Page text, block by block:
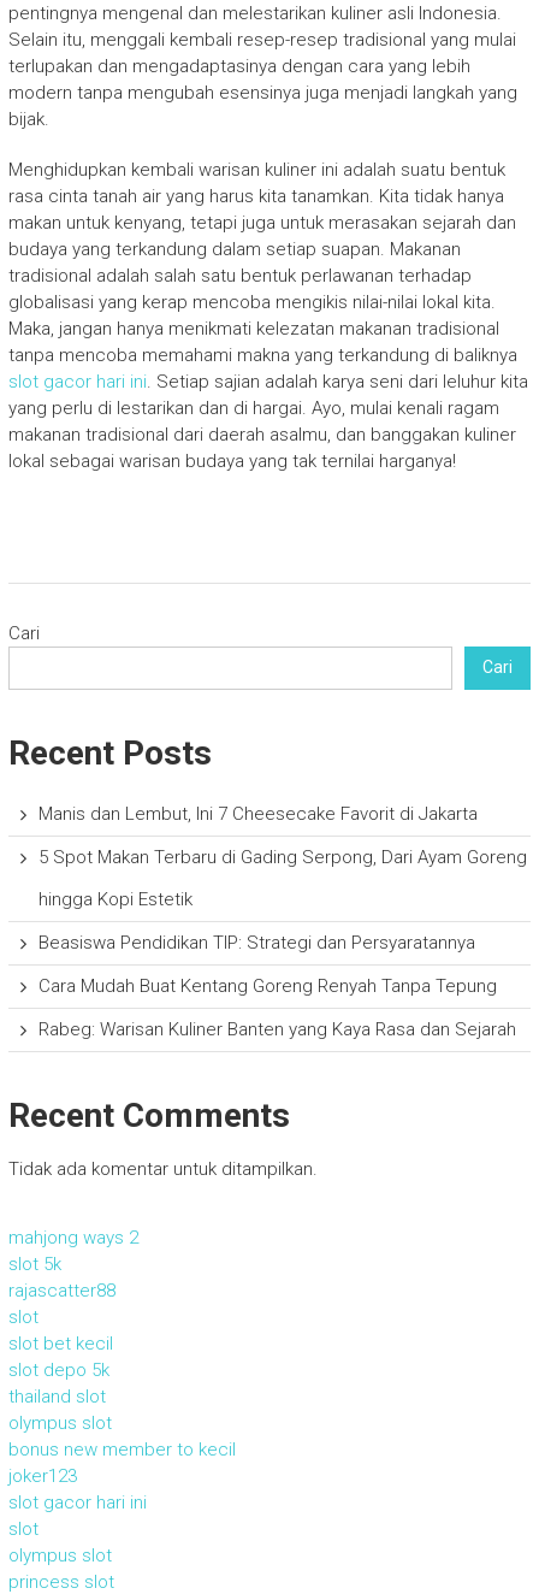
pentingnya mengenal dan melestarikan kuliner asli Indonesia.
Selain itu, menggali kembali resep-resep tradisional yang mulai
terlupakan dan mengadaptasinya dengan cara yang lebih
modern tanpa mengubah esensinya juga menjadi langkah yang
bijak.
Menghidupkan kembali warisan kuliner ini adalah suatu bentuk
rasa cinta tanah air yang harus kita tanamkan. Kita tidak hanya
makan untuk kenyang, tetapi juga untuk merasakan sejarah dan
budaya yang terkandung dalam setiap suapan. Makanan
tradisional adalah salah satu bentuk perlawanan terhadap
globalisasi yang kerap mencoba mengikis nilai-nilai lokal kita.
Maka, jangan hanya menikmati kelezatan makanan tradisional
tanpa mencoba memahami makna yang terkandung di baliknya
slot gacor hari ini. Setiap sajian adalah karya seni dari leluhur kita
yang perlu di lestarikan dan di hargai. Ayo, mulai kenali ragam
makanan tradisional dari daerah asalmu, dan banggakan kuliner
lokal sebagai warisan budaya yang tak ternilai harganya!
Cari
Cari
Recent Posts
Manis dan Lembut, Ini 7 Cheesecake Favorit di Jakarta
5 Spot Makan Terbaru di Gading Serpong, Dari Ayam Goreng
hingga Kopi Estetik
Beasiswa Pendidikan TIP: Strategi dan Persyaratannya
Cara Mudah Buat Kentang Goreng Renyah Tanpa Tepung
Rabeg: Warisan Kuliner Banten yang Kaya Rasa dan Sejarah
Recent Comments
Tidak ada komentar untuk ditampilkan.
mahjong ways 2
slot 5k
rajascatter88
slot
slot bet kecil
slot depo 5k
thailand slot
olympus slot
bonus new member to kecil
joker123
slot gacor hari ini
slot
olympus slot
princess slot